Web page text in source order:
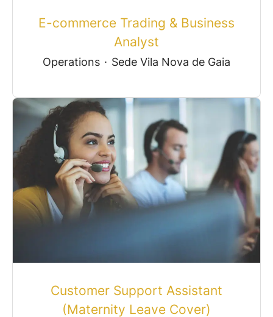
E-commerce Trading & Business
Analyst
Operations · Sede Vila Nova de Gaia
Customer Support Assistant
(Maternity Leave Cover)